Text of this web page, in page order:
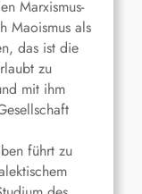
Marxismus-
Maoismus als
das ist die
zu
mit ihm
führt zu